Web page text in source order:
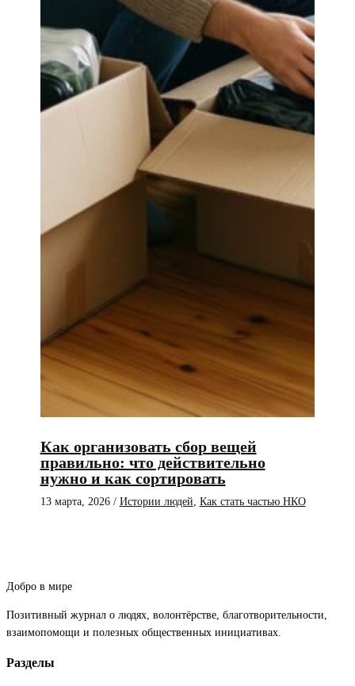
Как организовать сбор вещей
правильно: что действительно
нужно и как сортировать
13 марта, 2026 / Истории людей, Как стать частью НКО
Добро в мире
Позитивный журнал о людях, волонтёрстве, благотворительности,
взаимопомощи и полезных общественных инициативах.
Разделы